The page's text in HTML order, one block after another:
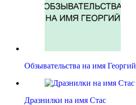
Обзывательства на имя Георгий
Дразнилки на имя Стас